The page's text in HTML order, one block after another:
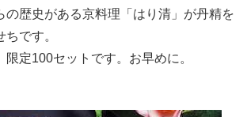
の歴史がある京料理「はり清」が丹精を
です。
限定100セットです。お早めに。